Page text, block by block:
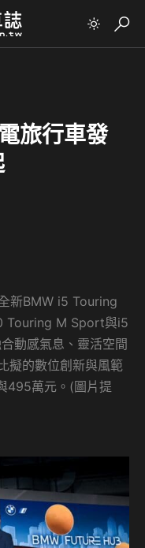
旅行車發
新BMW i5 Touring
Touring M Sport與i5
動感氣息、靈活空間
擬的數位創新與風範
495萬元。(圖片提